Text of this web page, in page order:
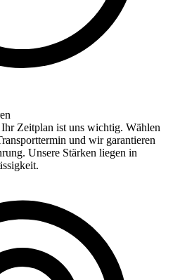
Zeitplan ist uns wichtig. Wählen
und wir garantieren
Unsere Stärken liegen in